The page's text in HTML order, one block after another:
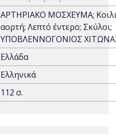
ΑΡΤΗΡΙΑΚΟ ΜΟΣΧΕΥΜΑ;
αορτή; Λεπτό έντερο; Σκύλοι;
ΥΠΟΒΛΕΝΝΟΓΟΝΙΟΣ
Ελλάδα
Ελληνικά
112 σ.